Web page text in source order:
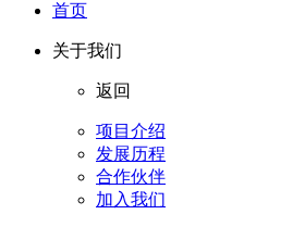
首页
关于我们
返回
项目介绍
发展历程
合作伙伴
加入我们